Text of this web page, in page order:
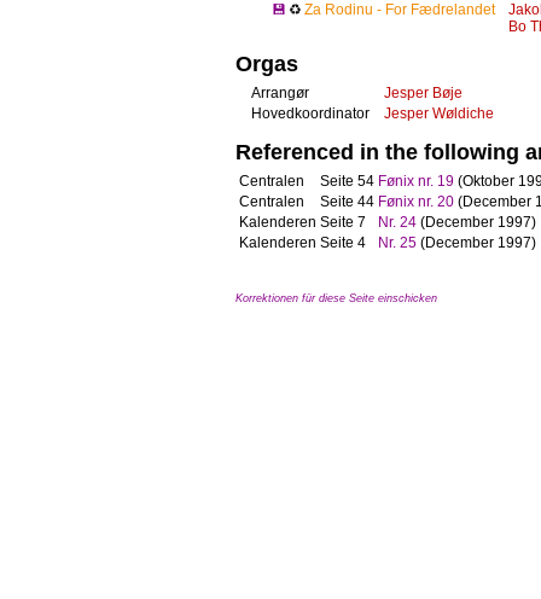
💾 ♻ Za Rodinu - For Fædrelandet
Bo
Orgas
Arrangør
Jesper Bøje
Hovedkoordinator
Jesper Wøldiche
Referenced in the following
Centralen Seite 54 Fønix nr. 19 (Oktober
Centralen
Seite 44 Fønix nr. 20 (December
Kalenderen Seite 7 Nr. 24 (December 1997)
Kalenderen Seite 4 Nr. 25 (December 1997)
Korrektionen für diese Seite einschicken